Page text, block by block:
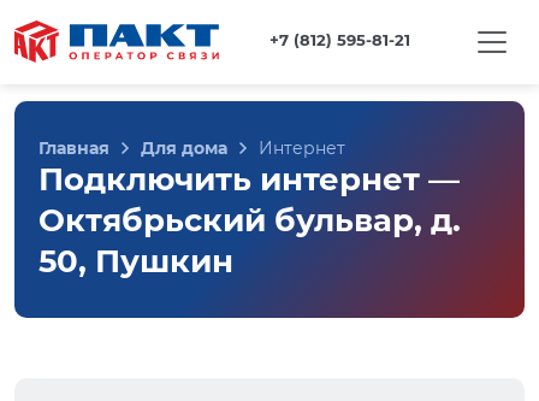
+7 (812) 595-81-21
Главная Для дома Интернет
Подключить интернет —
Октябрьский бульвар, д.
50, Пушкин